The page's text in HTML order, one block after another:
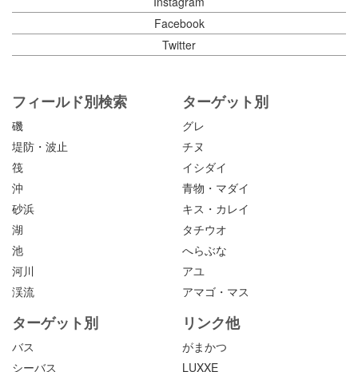
Facebook
Twitter
フィールド別検索
磯
堤防・波止
筏
沖
砂浜
湖
池
河川
渓流
ターゲット別
グレ
チヌ
イシダイ
青物・マダイ
キス・カレイ
タチウオ
へらぶな
アユ
アマゴ・マス
ターゲット別
バス
シーバス
リンク他
がまかつ
LUXXE